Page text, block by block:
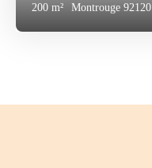
200 m² Montrouge 92120